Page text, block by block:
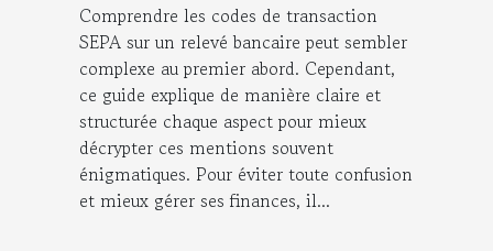
Comprendre les codes de transaction
SEPA sur un relevé bancaire peut sembler
complexe au premier abord. Cependant,
ce guide explique de manière claire et
structurée chaque aspect pour mieux
décrypter ces mentions souvent
énigmatiques. Pour éviter toute confusion
et mieux gérer ses finances, il...